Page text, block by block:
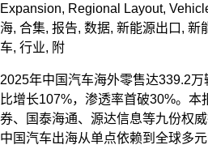
Expansion, Regional Layout,
海, 合集, 报告, 数据, 新能源出口 , 新
车, 行业, 附
2025年中国汽车海外零售达339.2
比增长107%，渗透率首破30%。本
券、国泰海通、源达信息等九份权
中国汽车出海从单点依赖到全球多元